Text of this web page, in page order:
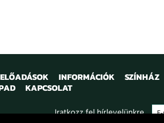
ELŐADÁSOK INFORMÁCIÓK SZÍNHÁZ
KAPCSOLAT
Iratkozz fel hírlevelünkre